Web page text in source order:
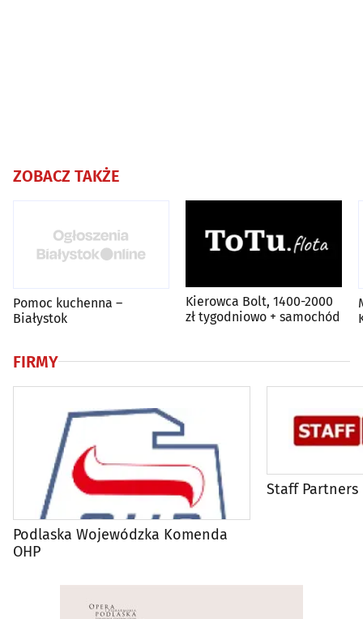
ZOBACZ TAKŻE
Pomoc kuchenna –
Białystok
Kierowca Bolt, 1400-2000
zł tygodniowo + samochód
FIRMY
Podlaska Wojewódzka Komenda
OHP
Staff Partners